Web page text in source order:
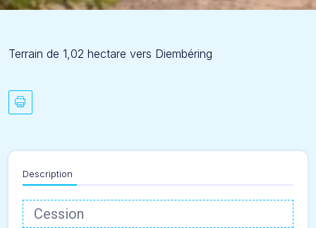
Terrain de 1,02 hectare vers Diembéring
Description
Cession